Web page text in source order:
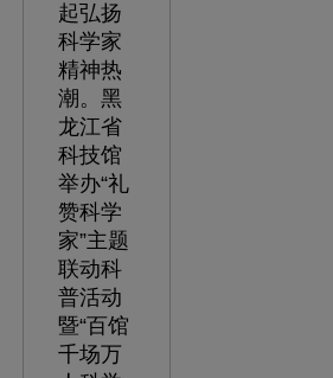
起弘扬
科学家
精神热
潮。黑
龙江省
科技馆
举办“礼
赞科学
家”主题
联动科
普活动
暨“百馆
千场万